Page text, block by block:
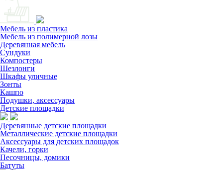
Мебель из пластика
Мебель из полимерной лозы
Деревянная мебель
Сундуки
Компостеры
Шезлонги
Шкафы уличные
Зонты
Кашпо
Подушки, аксессуары
Детские площадки
Деревянные детские площадки
Металлические детские площадки
Аксессуары для детских площадок
Качели, горки
Песочницы, домики
Батуты